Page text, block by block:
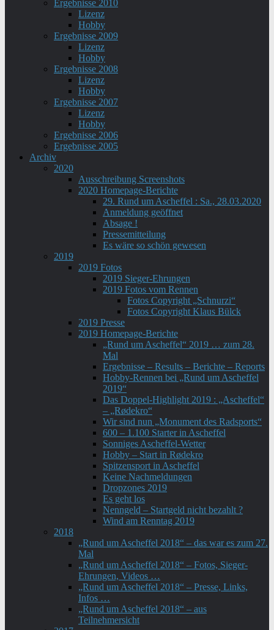
Ergebnisse 2010
Lizenz
Hobby
Ergebnisse 2009
Lizenz
Hobby
Ergebnisse 2008
Lizenz
Hobby
Ergebnisse 2007
Lizenz
Hobby
Ergebnisse 2006
Ergebnisse 2005
Archiv
2020
Ausschreibung Screenshots
2020 Homepage-Berichte
29. Rund um Ascheffel : Sa., 28.03.2020
Anmeldung geöffnet
Absage !
Pressemitteilung
Es wäre so schön gewesen
2019
2019 Fotos
2019 Sieger-Ehrungen
2019 Fotos vom Rennen
Fotos Copyright „Schnurzi“
Fotos Copyright Klaus Bülck
2019 Presse
2019 Homepage-Berichte
„Rund um Ascheffel“ 2019 … zum 28.
Mal
Ergebnisse – Results – Berichte – Reports
Hobby-Rennen bei „Rund um Ascheffel
2019“
Das Doppel-Highlight 2019 : „Ascheffel“
– „Rødekro“
Wir sind nun „Monument des Radsports“
600 – 1.100 Starter in Ascheffel
Sonniges Ascheffel-Wetter
Hobby – Start in Rødekro
Spitzensport in Ascheffel
Keine Nachmeldungen
Dropzones 2019
Es geht los
Nenngeld – Startgeld nicht bezahlt ?
Wind am Renntag 2019
2018
„Rund um Ascheffel 2018“ – das war es zum 27.
Mal
„Rund um Ascheffel 2018“ – Fotos, Sieger-
Ehrungen, Videos …
„Rund um Ascheffel 2018“ – Presse, Links,
Infos …
„Rund um Ascheffel 2018“ – aus
Teilnehmersicht